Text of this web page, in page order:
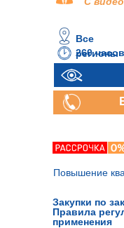
260 часов
Все
регионы
Закупки по
Правила
применения
Повышение